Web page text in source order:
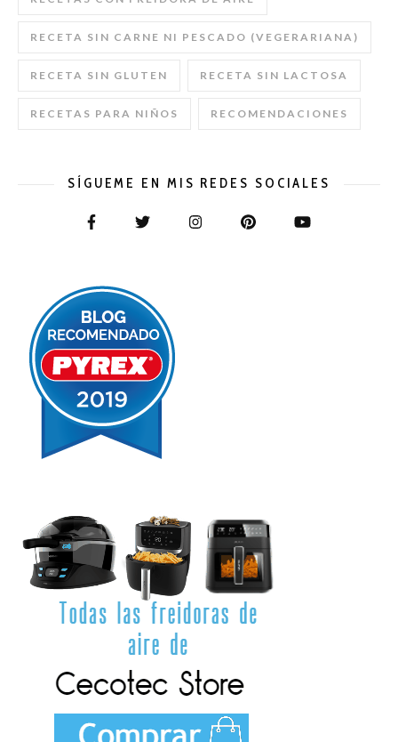
RECETA SIN CARNE NI PESCADO (VEGERARIANA)
RECETA SIN GLUTEN RECETA SIN LACTOSA
RECETAS PARA NIÑOS RECOMENDACIONES
SÍGUEME EN MIS REDES SOCIALES